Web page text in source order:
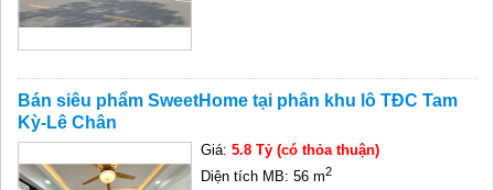
Bán siêu phẩm SweetHome tại phân khu lô TĐC Tam
Kỳ-Lê Chân
Giá:5.8 Tỷ (có thỏa thuận)
Diện tích MB: 56 m2